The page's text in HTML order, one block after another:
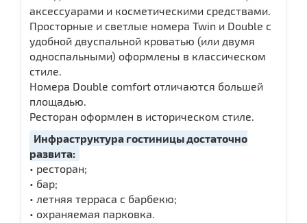
аксессуарами и косметическими средствами.
Просторные и светлые номера Twin и Double с
удобной двуспальной кроватью (или двумя
односпальными) оформлены в классическом
стиле.
Номера Double comfort отличаются большей
площадью.
Ресторан оформлен в историческом стиле.
Инфраструктура гостиницы достаточно
развита:
• ресторан;
• бар;
• летняя терраса с барбекю;
• охраняемая парковка.